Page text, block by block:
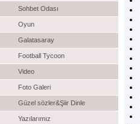
Sohbet Odası
Oyun
Galatasaray
Football Tycoon
Video
Foto Galeri
Güzel sözler&Şiir Dinle
Yazılarımız